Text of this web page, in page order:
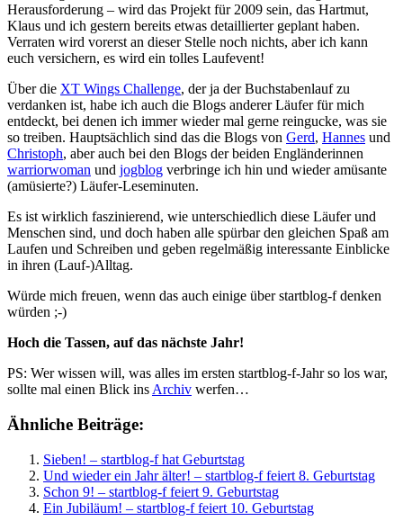
Herausforderung – wird das Projekt für 2009 sein, das Hartmut,
Klaus und ich gestern bereits etwas detaillierter geplant haben.
Verraten wird vorerst an dieser Stelle noch nichts, aber ich kann
euch versichern, es wird ein tolles Laufevent!
Über die XT Wings Challenge, der ja der Buchstabenlauf zu
verdanken ist, habe ich auch die Blogs anderer Läufer für mich
entdeckt, bei denen ich immer wieder mal gerne reingucke, was sie
so treiben. Hauptsächlich sind das die Blogs von Gerd, Hannes und
Christoph, aber auch bei den Blogs der beiden Engländerinnen
warriorwoman und jogblog verbringe ich hin und wieder amüsante
(amüsierte?) Läufer-Leseminuten.
Es ist wirklich faszinierend, wie unterschiedlich diese Läufer und
Menschen sind, und doch haben alle spürbar den gleichen Spaß am
Laufen und Schreiben und geben regelmäßig interessante Einblicke
in ihren (Lauf-)Alltag.
Würde mich freuen, wenn das auch einige über startblog-f denken
würden ;-)
Hoch die Tassen, auf das nächste Jahr!
PS: Wer wissen will, was alles im ersten startblog-f-Jahr so los war,
sollte mal einen Blick ins Archiv werfen…
Ähnliche Beiträge:
Sieben! – startblog-f hat Geburtstag
Und wieder ein Jahr älter! – startblog-f feiert 8. Geburtstag
Schon 9! – startblog-f feiert 9. Geburtstag
Ein Jubiläum! – startblog-f feiert 10. Geburtstag